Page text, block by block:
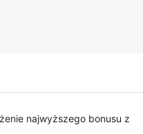
najwyższego bonusu z